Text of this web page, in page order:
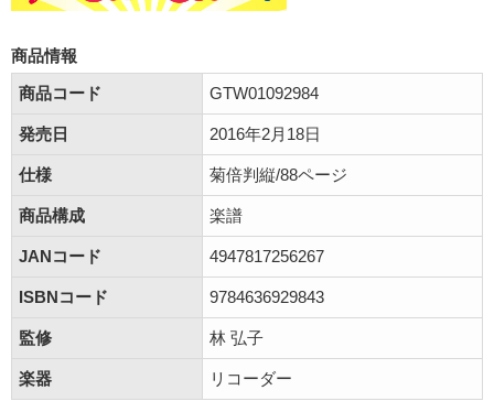
商品情報
商品コード
GTW01092984
発売日 2016年2月18日
仕様 菊倍判縦/88ページ
商品構成 楽譜
JANコード 4947817256267
ISBNコード 9784636929843
監修 林 弘子
楽器 リコーダー